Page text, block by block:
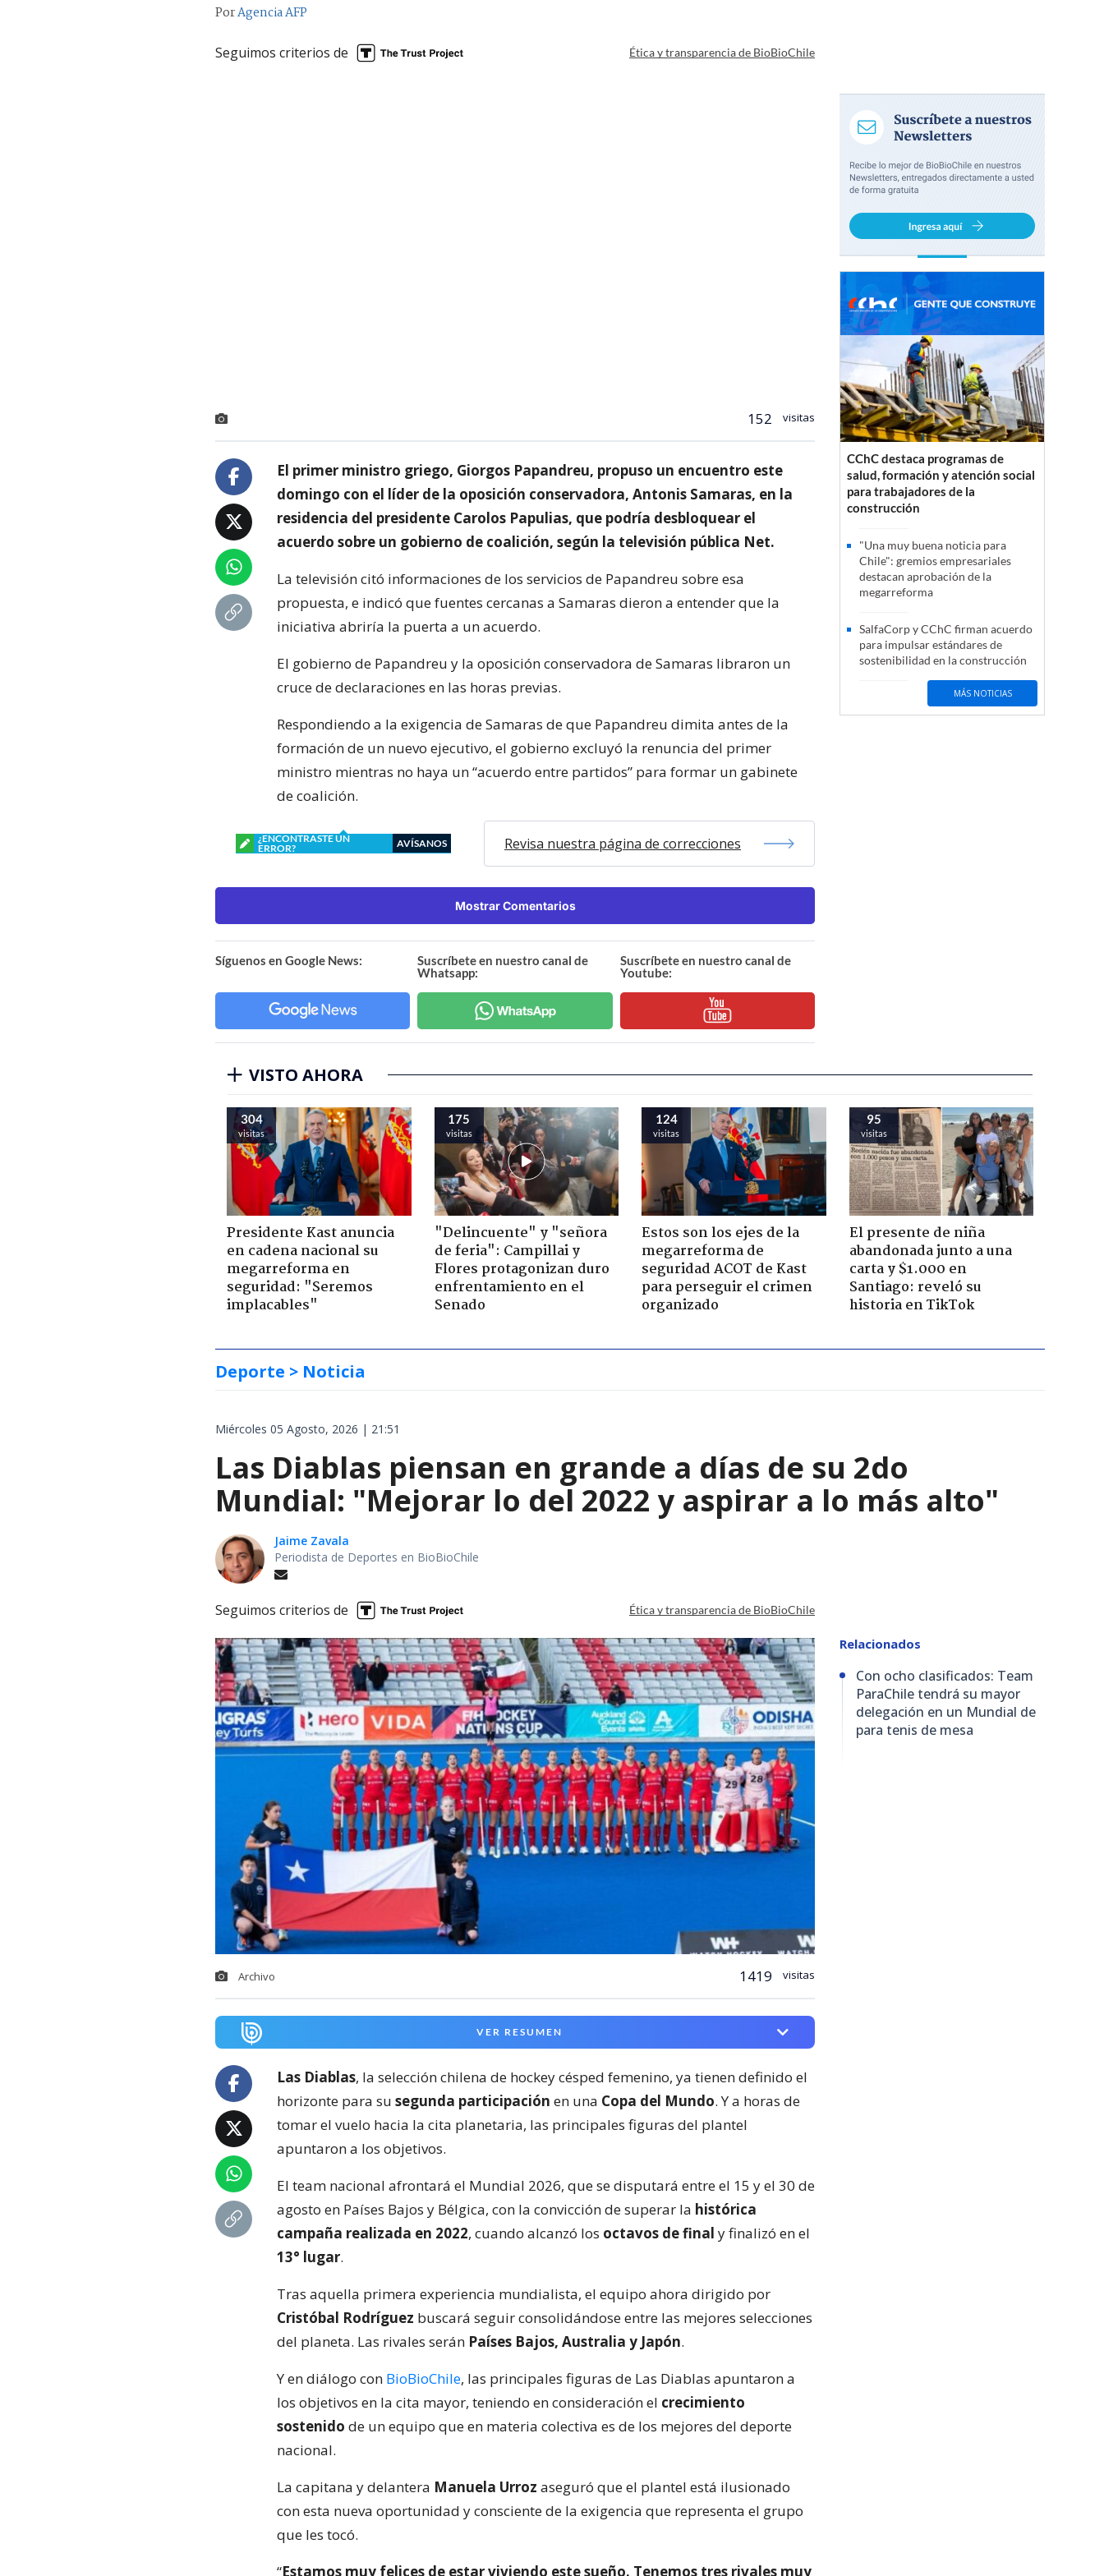
PorAgencia AFP
Seguimos criterios de Ética y transparencia de BioBioChile
152 visitas
El primer ministro griego, Giorgos Papandreu, propuso un encuentro este
domingo con el líder de la oposición conservadora, Antonis Samaras, en la
residencia del presidente Carolos Papulias, que podría desbloquear el
acuerdo sobre un gobierno de coalición, según la televisión pública Net.
La televisión citó informaciones de los servicios de Papandreu sobre esa
propuesta, e indicó que fuentes cercanas a Samaras dieron a entender que la
iniciativa abriría la puerta a un acuerdo.
El gobierno de Papandreu y la oposición conservadora de Samaras libraron un
cruce de declaraciones en las horas previas.
Respondiendo a la exigencia de Samaras de que Papandreu dimita antes de la
formación de un nuevo ejecutivo, el gobierno excluyó la renuncia del primer
ministro mientras no haya un “acuerdo entre partidos” para formar un gabinete
de coalición.
¿ENCONTRASTE UN
ERROR?
AVÍSANOS Revisa nuestra página de correcciones
Mostrar Comentarios
Síguenos en Google News:
Suscríbete en nuestro canal de
Whatsapp:
Suscríbete en nuestro canal de
Youtube:
CChC destaca programas de
salud, formación y atención social
para trabajadores de la
construcción
"Una muy buena noticia para
Chile": gremios empresariales
destacan aprobación de la
megarreforma
SalfaCorp y CChC firman acuerdo
para impulsar estándares de
sostenibilidad en la construcción
MÁS NOTICIAS
VISTO AHORA
304
visitas
Presidente Kast anuncia
en cadena nacional su
megarreforma en
seguridad: "Seremos
implacables"
175
visitas
"Delincuente" y "señora
de feria": Campillai y
Flores protagonizan duro
enfrentamiento en el
Senado
124
visitas
Estos son los ejes de la
megarreforma de
seguridad ACOT de Kast
para perseguir el crimen
organizado
95
visitas
El presente de niña
abandonada junto a una
carta y $1.000 en
Santiago: reveló su
historia en TikTok
Deporte > Noticia
Miércoles 05 Agosto, 2026 | 21:51
Las Diablas piensan en grande a días de su 2do
Mundial: "Mejorar lo del 2022 y aspirar a lo más alto"
Jaime Zavala
Periodista de Deportes en BioBioChile
Seguimos criterios de Ética y transparencia de BioBioChile
Archivo 1419 visitas
VER RESUMEN
Las Diablas, la selección chilena de hockey césped femenino, ya tienen definido el
horizonte para su segunda participación en una Copa del Mundo. Y a horas de
tomar el vuelo hacia la cita planetaria, las principales figuras del plantel
apuntaron a los objetivos.
El team nacional afrontará el Mundial 2026, que se disputará entre el 15 y el 30 de
agosto en Países Bajos y Bélgica, con la convicción de superar la histórica
campaña realizada en 2022, cuando alcanzó los octavos de final y finalizó en el
13° lugar.
Tras aquella primera experiencia mundialista, el equipo ahora dirigido por
Cristóbal Rodríguez buscará seguir consolidándose entre las mejores selecciones
del planeta. Las rivales serán Países Bajos, Australia y Japón.
Y en diálogo con BioBioChile, las principales figuras de Las Diablas apuntaron a
los objetivos en la cita mayor, teniendo en consideración el crecimiento
sostenido de un equipo que en materia colectiva es de los mejores del deporte
nacional.
La capitana y delantera Manuela Urroz aseguró que el plantel está ilusionado
con esta nueva oportunidad y consciente de la exigencia que representa el grupo
que les tocó.
“Estamos muy felices de estar viviendo este sueño. Tenemos tres rivales muy
Relacionados
Con ocho clasificados: Team
ParaChile tendrá su mayor
delegación en un Mundial de
para tenis de mesa